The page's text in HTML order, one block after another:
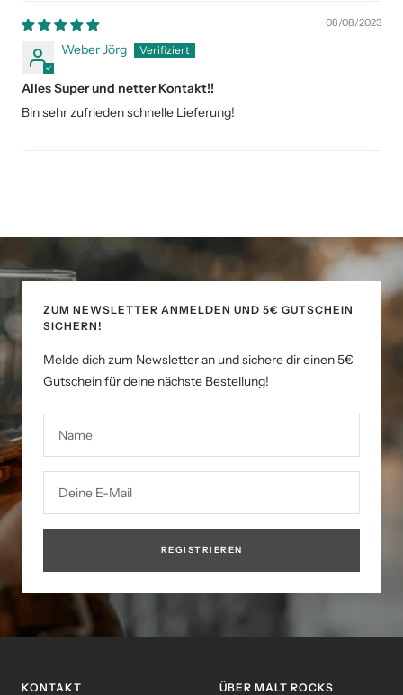
08/08/2023
Weber Jörg
Alles Super und netter Kontakt!!
Bin sehr zufrieden schnelle Lieferung!
ZUM NEWSLETTER ANMELDEN UND 5€ GUTSCHEIN
SICHERN!
Melde dich zum Newsletter an und sichere dir einen 5€
Gutschein für deine nächste Bestellung!
Name
Deine E-Mail
REGISTRIEREN
KONTAKT ÜBER MALT ROCKS